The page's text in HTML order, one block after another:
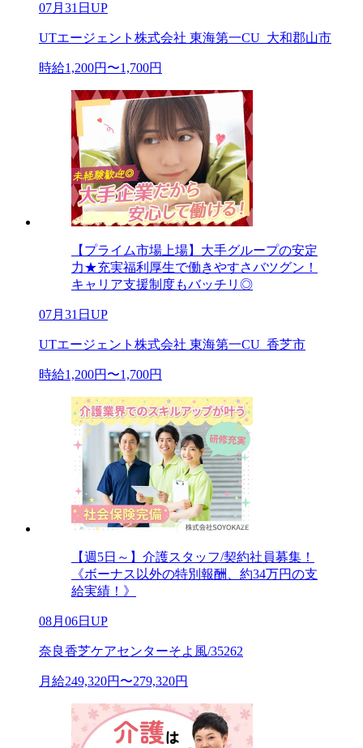
07月31日UP
UTエージェント株式会社 東海第一CU_大和郡山市
時給1,200円〜1,700円
【プライム市場上場】大手グループの安定
力★充実福利厚生で働きやすさバツグン！
キャリア支援制度もバッチリ◎
07月31日UP
UTエージェント株式会社 東海第一CU_香芝市
時給1,200円〜1,700円
【週5日～】介護スタッフ/契約社員募集！
《ボーナス以外の特別報酬、約34万円の支
給実績！》
08月06日UP
奈良香芝ケアセンターそよ風/35262
月給249,320円〜279,320円